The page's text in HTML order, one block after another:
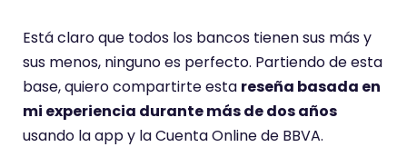
r
i
o
t
i
Está claro que todos los bancos tienen sus más y
sus menos, ninguno es perfecto. Partiendo de esta
base, quiero compartirte esta reseña basada en
mi experiencia durante más de dos años
usando la app y la Cuenta Online de BBVA.